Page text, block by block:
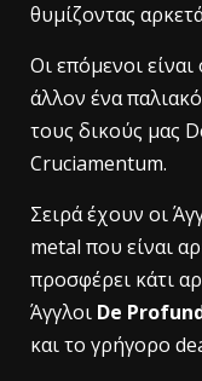
θυμίζοντας
Οι επόμενοι είναι
άλλον ένα
τους δικούς μας
Cruciamentum.
Σειρά έχουν οι
metal που είναι
προσφέρει κάτι
Άγγλοι De
και το γρήγορο